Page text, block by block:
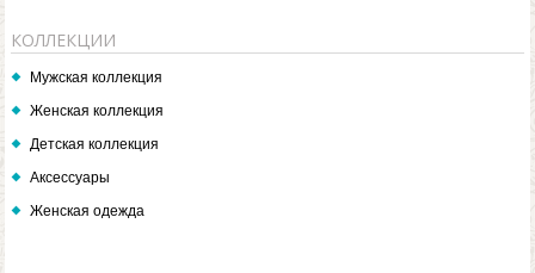
КОЛЛЕКЦИИ
Мужская коллекция
Женская коллекция
Детская коллекция
Аксессуары
Женская одежда